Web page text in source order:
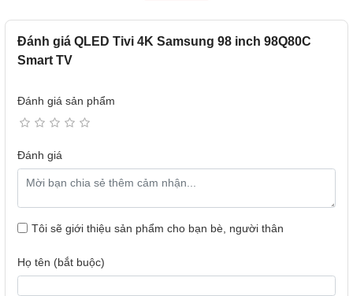
Công nghệ đèn nền Direct Full Array
Các vùng đèn nền LED tập trung được điều chỉnh chuẩn xác, giúp
truyền tải hoàn hảo sắc đen sâu thẳm và sắc trắng tinh khiết,
Đánh giá QLED Tivi 4K Samsung 98 inch 98Q80C
Smart TV
Đánh giá sản phẩm
Đánh giá
Tôi sẽ giới thiệu sản phẩm cho bạn bè, người thân
Họ tên (bắt buộc)